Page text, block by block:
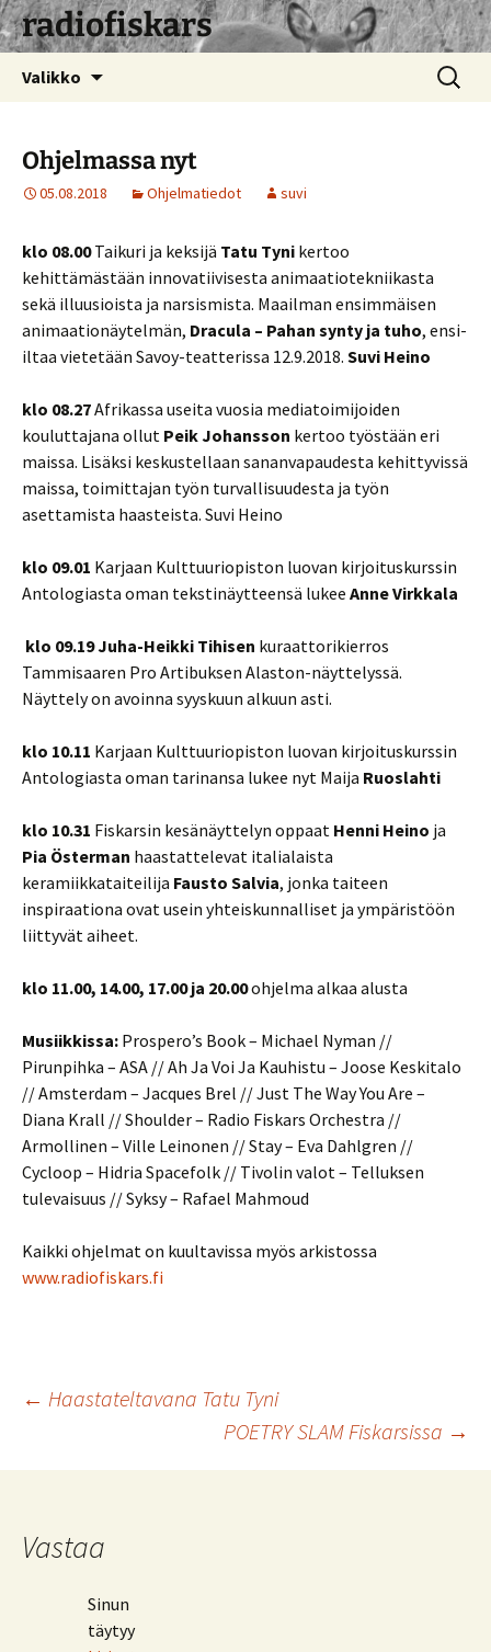
radiofiskars
Valikko Haku:
Ohjelmassa nyt
05.08.2018 Ohjelmatiedot suvi
klo 08.00Taikuri ja keksijä Tatu Tyni kertoo
kehittämästään innovatiivisesta animaatiotekniikasta
sekä illuusioista ja narsismista. Maailman ensimmäisen
animaationäytelmän, Dracula – Pahan synty ja tuho, ensi-
iltaa vietetään Savoy-teatterissa 12.9.2018. Suvi Heino
klo 08.27Afrikassa useita vuosia mediatoimijoiden
kouluttajana ollut Peik Johansson kertoo työstään eri
maissa. Lisäksi keskustellaan sananvapaudesta kehittyvissä
maissa, toimittajan työn turvallisuudesta ja työn
asettamista haasteista. Suvi Heino
klo 09.01 Karjaan Kulttuuriopiston luovan kirjoituskurssin
Antologiasta oman tekstinäytteensä lukee Anne Virkkala
klo 09.19Juha-Heikki Tihisen kuraattorikierros
Tammisaaren Pro Artibuksen Alaston-näyttelyssä.
Näyttely on avoinna syyskuun alkuun asti.
klo 10.11 Karjaan Kulttuuriopiston luovan kirjoituskurssin
Antologiasta oman tarinansa lukee nyt Maija Ruoslahti
klo 10.31 Fiskarsin kesänäyttelyn oppaat Henni Heino ja
Pia Österman haastattelevat italialaista
keramiikkataiteilija Fausto Salvia, jonka taiteen
inspiraationa ovat usein yhteiskunnalliset ja ympäristöön
liittyvät aiheet.
klo 11.00, 14.00, 17.00 ja 20.00ohjelma alkaa alusta
Musiikkissa: Prospero’s Book – Michael Nyman //
Pirunpihka – ASA // Ah Ja Voi Ja Kauhistu – Joose Keskitalo
// Amsterdam – Jacques Brel // Just The Way You Are –
Diana Krall // Shoulder – Radio Fiskars Orchestra //
Armollinen – Ville Leinonen // Stay – Eva Dahlgren //
Cycloop – Hidria Spacefolk // Tivolin valot – Telluksen
tulevaisuus // Syksy – Rafael Mahmoud
Kaikki ohjelmat on kuultavissa myös arkistossa
www.radiofiskars.fi
Artikkelien
← Haastateltavana Tatu Tyni
POETRY SLAM Fiskarsissa →
Vastaa
Sinun
täytyy